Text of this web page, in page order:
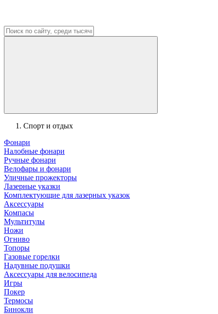
Спорт и отдых
Фонари
Налобные фонари
Ручные фонари
Велофары и фонари
Уличные прожекторы
Лазерные указки
Комплектующие для лазерных указок
Аксессуары
Компасы
Мультитулы
Ножи
Огниво
Топоры
Газовые горелки
Надувные подушки
Аксессуары для велосипеда
Игры
Покер
Термосы
Бинокли